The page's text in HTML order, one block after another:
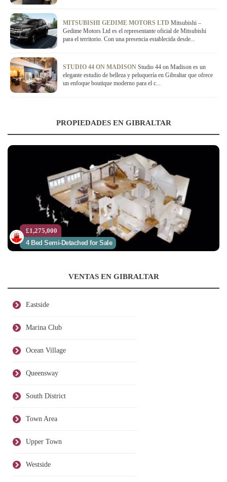
MITSUBISHI GEDIME MOTORS LTD Mitsubishi –
Gedime Motors Ltd es el representante oficial de Mitsubishi
para el territorio. Con una presencia establecida desde...
STUDIO 44 ON MADISON Studio 44 on Madison es un
elegante estudio de belleza y peluquería en Gibraltar que ofrece
un enfoque boutique moderno para el c...
PROPIEDADES EN GIBRALTAR
£1,275,000
4 Bed Semi-Detached for Sale
VENTAS EN GIBRALTAR
Eastside
Marina Club
Ocean Village
Queensway
South District
Town Area
Upper Town
Westside